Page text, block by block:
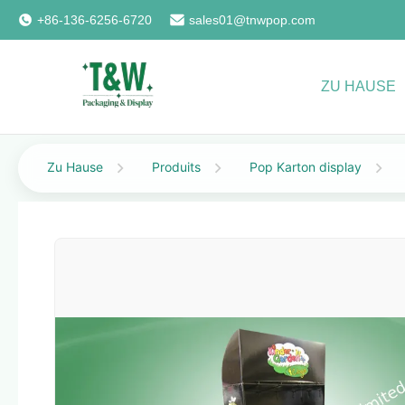
+86-136-6256-6720 sales01@tnwpop.com
ZU HAUSE
Zu Hause Produits Pop Karton display